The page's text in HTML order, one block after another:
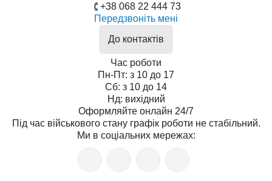
+38 068 22 444 73
Передзвоніть мені
До контактів
Час роботи
Пн-Пт: з 10 до 17
Сб: з 10 до 14
Нд: вихідний
Оформляйте онлайн 24/7
Під час військового стану графік роботи не стабільний.
Ми в соціальних мережах: